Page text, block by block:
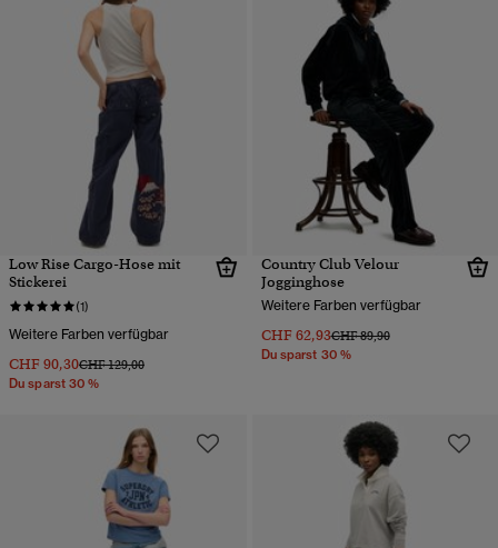
Low Rise Cargo-Hose mit
Stickerei
(1)
Weitere Farben verfügbar
CHF 90,30Preis wurde reduziert von
CHF 129,00bis
Du sparst 30 %
Country Club Velour
Jogginghose
Weitere Farben verfügbar
CHF 62,93Preis wurde reduziert von
CHF 89,90bis
Du sparst 30 %